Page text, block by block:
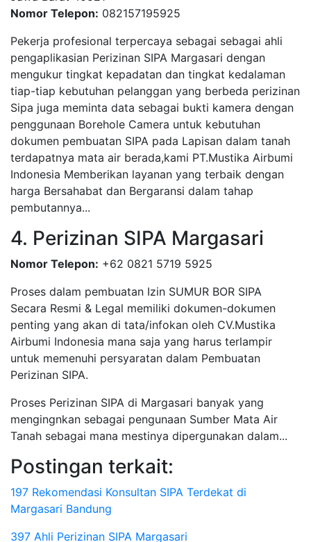
Nomor Telepon: 082157195925
Pekerja profesional terpercaya sebagai sebagai ahli
pengaplikasian Perizinan SIPA Margasari dengan
mengukur tingkat kepadatan dan tingkat kedalaman
tiap-tiap kebutuhan pelanggan yang berbeda perizinan
Sipa juga meminta data sebagai bukti kamera dengan
penggunaan Borehole Camera untuk kebutuhan
dokumen pembuatan SIPA pada Lapisan dalam tanah
terdapatnya mata air berada,kami PT.Mustika Airbumi
Indonesia Memberikan layanan yang terbaik dengan
harga Bersahabat dan Bergaransi dalam tahap
pembutannya...
4. Perizinan SIPA Margasari
Nomor Telepon: +62 0821 5719 5925
Proses dalam pembuatan Izin SUMUR BOR SIPA
Secara Resmi & Legal memiliki dokumen-dokumen
penting yang akan di tata/infokan oleh CV.Mustika
Airbumi Indonesia mana saja yang harus terlampir
untuk memenuhi persyaratan dalam Pembuatan
Perizinan SIPA.
Proses Perizinan SIPA di Margasari banyak yang
mengingnkan sebagai pengunaan Sumber Mata Air
Tanah sebagai mana mestinya dipergunakan dalam...
Postingan terkait:
197 Rekomendasi Konsultan SIPA Terdekat di
Margasari Bandung
397 Ahli Perizinan SIPA Margasari